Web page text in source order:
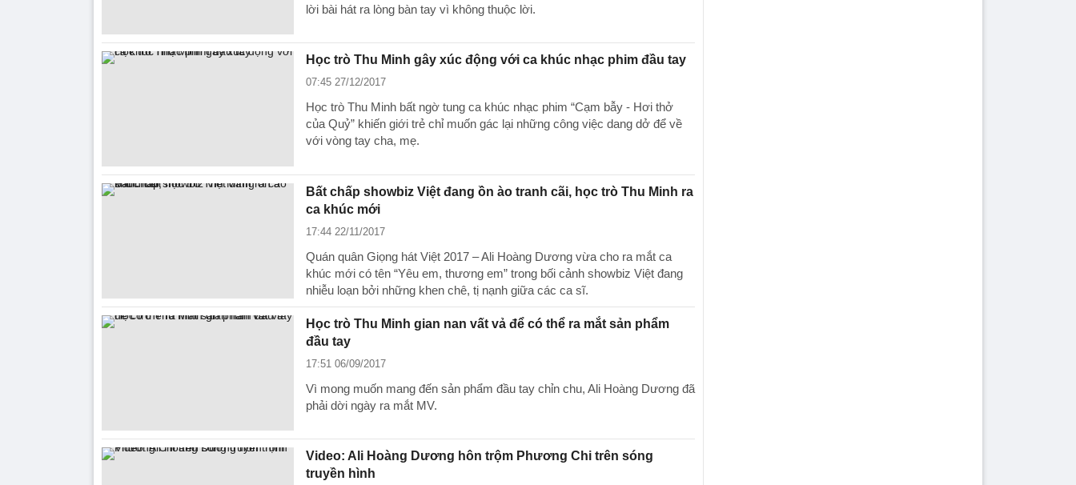
lời bài hát ra lòng bàn tay vì không thuộc lời.
Học trò Thu Minh gây xúc động với ca khúc nhạc phim đầu tay
07:45 27/12/2017
Học trò Thu Minh bất ngờ tung ca khúc nhạc phim “Cạm bẫy - Hơi thở
của Quỷ” khiến giới trẻ chỉ muốn gác lại những công việc dang dở để về
với vòng tay cha, mẹ.
Bất chấp showbiz Việt đang ồn ào tranh cãi, học trò Thu Minh ra
ca khúc mới
17:44 22/11/2017
Quán quân Giọng hát Việt 2017 – Ali Hoàng Dương vừa cho ra mắt ca
khúc mới có tên “Yêu em, thương em” trong bối cảnh showbiz Việt đang
nhiễu loạn bởi những khen chê, tị nạnh giữa các ca sĩ.
Học trò Thu Minh gian nan vất vả để có thể ra mắt sản phẩm
đầu tay
17:51 06/09/2017
Vì mong muốn mang đến sản phẩm đầu tay chỉn chu, Ali Hoàng Dương đã
phải dời ngày ra mắt MV.
Video: Ali Hoàng Dương hôn trộm Phương Chi trên sóng
truyền hình